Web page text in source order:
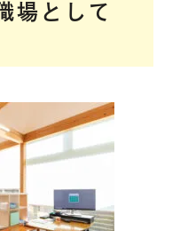
場として